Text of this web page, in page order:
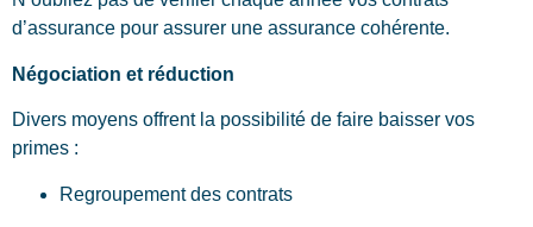
d’assurance pour assurer une assurance cohérente.
Négociation et réduction
Divers moyens offrent la possibilité de faire baisser vos
primes :
Regroupement des contrats